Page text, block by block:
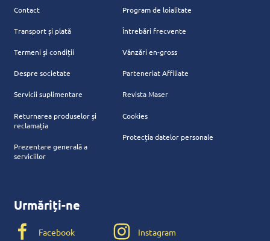
Contact
Transport și plată
Termeni și condiții
Despre societate
Servicii suplimentare
Returnarea produselor și
reclamația
Prezentare generală a
serviciilor
Program de loialitate
Întrebări frecvente
Vânzări en-gross
Parteneriat Affiliate
Revista Maser
Cookies
Protecția datelor personale
Urmăriți-ne
Facebook Instagram